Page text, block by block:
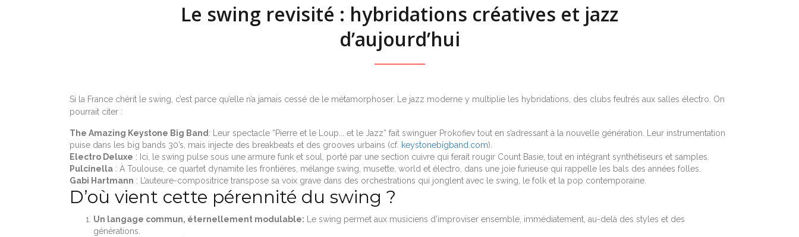
Le swing revisité : hybridations créatives et jazz
d’aujourd’hui
Si la France chérit le swing, c’est parce qu’elle n’a jamais cessé de le métamorphoser. Le jazz moderne y multiplie les hybridations, des clubs feutrés aux salles électro. On
pourrait citer :
The Amazing Keystone Big Band : Leur spectacle “Pierre et le Loup... et le Jazz” fait swinguer Prokofiev tout en s’adressant à la nouvelle génération. Leur instrumentation
puise dans les big bands 30’s, mais injecte des breakbeats et des grooves urbains (cf. keystonebigband.com).
Electro Deluxe : Ici, le swing pulse sous une armure funk et soul, porté par une section cuivre qui ferait rougir Count Basie, tout en intégrant synthétiseurs et samples.
Pulcinella : À Toulouse, ce quartet dynamite les frontières, mélange swing, musette, world et électro, dans une joie furieuse qui rappelle les bals des années folles.
Gabi Hartmann : L’auteure-compositrice transpose sa voix grave dans des orchestrations qui jonglent avec le swing, le folk et la pop contemporaine.
D’où vient cette pérennité du swing ?
Un langage commun, éternellement modulable: Le swing permet aux musiciens d’improviser ensemble, immédiatement, au-delà des styles et des
générations.